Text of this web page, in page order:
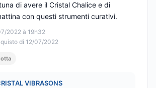
2022 à 19h32
di 12/07/2022
di avere il Cristal Chalice e di
con questi strumenti curativi.
VIBRASONS